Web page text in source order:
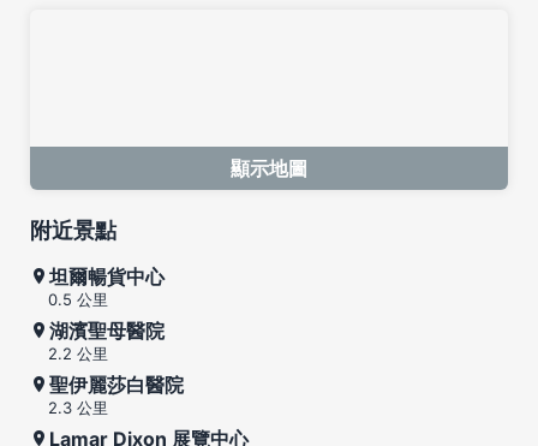
顯示地圖
附近景點
坦爾暢貨中心
0.5 公里
湖濱聖母醫院
2.2 公里
聖伊麗莎白醫院
2.3 公里
Lamar Dixon 展覽中心